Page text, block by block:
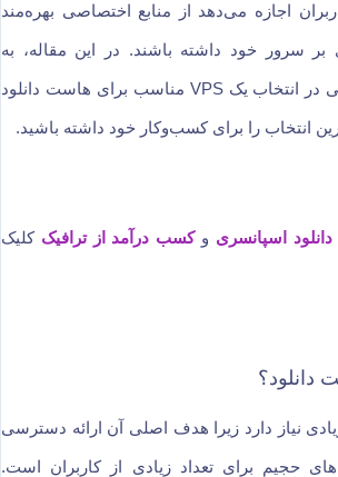
اجازه می‌دهد از منابع اختصاصی بهره‌مند
سرور خود داشته باشند. در این مقاله، به
بررسی فاکتورهای اصلی در انتخاب یک VPS مناسب برای هاست دانلود
انتخاب را برای کسب‌وکار خود داشته باشید.
اسپانسری وکسب درآمد از ترافیک کلیک
نیاز دارد زیرا هدف اصلی آن ارائه دسترسی
حجیم برای تعداد زیادی از کاربران است.